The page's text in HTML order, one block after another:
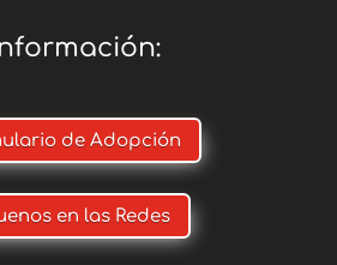
de Adopción
en las Redes